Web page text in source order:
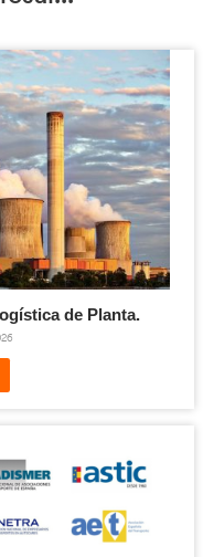
y que la
Destacó también el
en la